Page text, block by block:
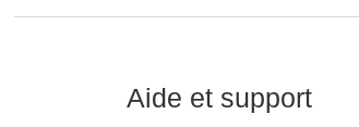
Aide et support